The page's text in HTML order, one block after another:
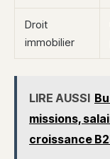
Droit
immobilier
LIRE AUSSI
missions,
croissance